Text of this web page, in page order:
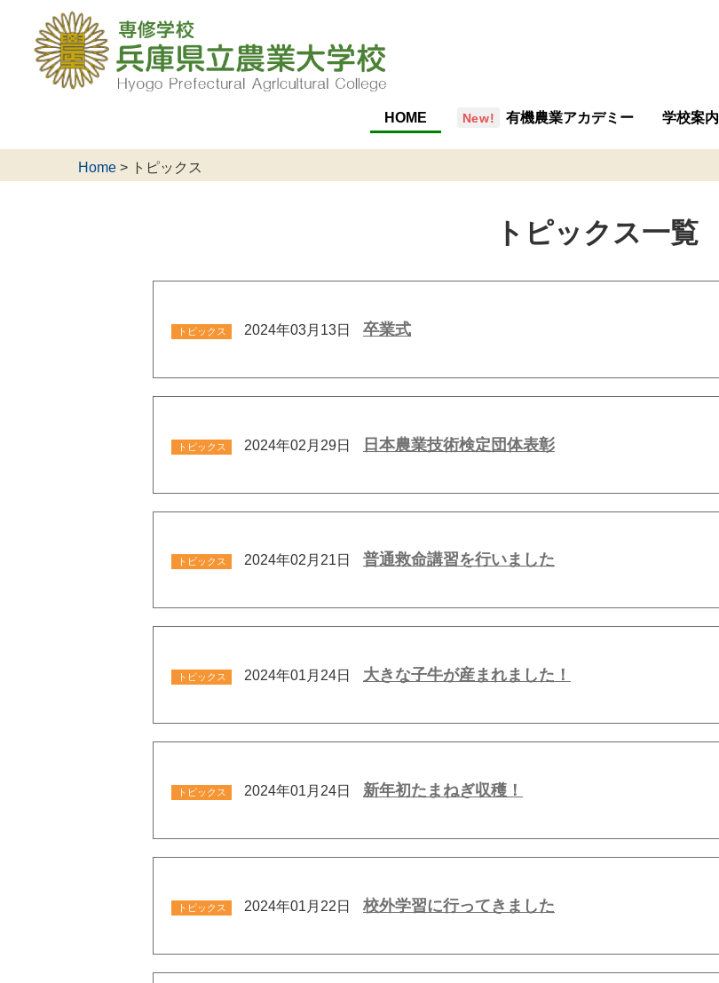
HOME 有機農業アカデミー 学校案内
Home > トピックス
トピックス一覧
トピックス 2024年03月13日 卒業式
トピックス 2024年02月29日 日本農業技術検定団体表彰
トピックス 2024年02月21日 普通救命講習を行いました
トピックス 2024年01月24日 大きな子牛が産まれました！
トピックス 2024年01月24日 新年初たまねぎ収穫！
トピックス 2024年01月22日 校外学習に行ってきました